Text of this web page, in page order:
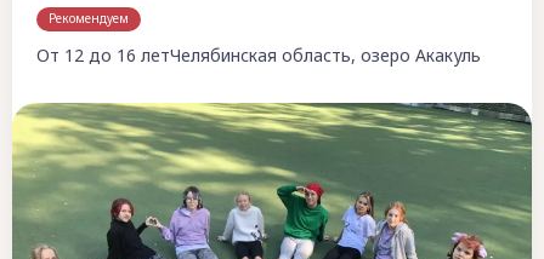
Рекомендуем
От 12 до 16 летЧелябинская область, озеро Акакуль